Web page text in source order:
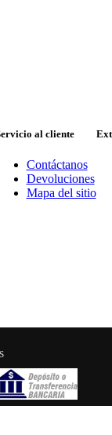
al cliente
Contáctanos
Devoluciones
Mapa del sitio